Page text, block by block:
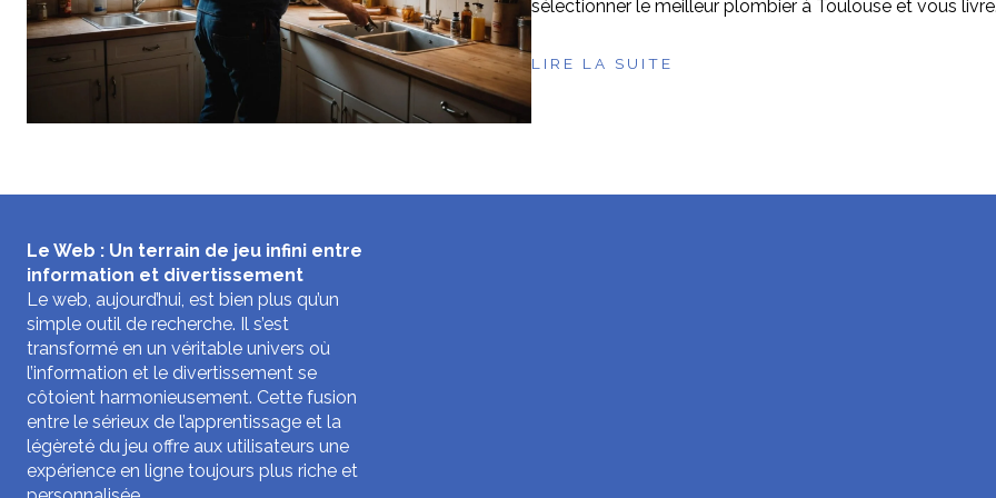
sélectionner le meilleur plombier à Toulouse et vous
LIRE LA SUITE
Le Web : Un terrain de jeu infini entre
information et divertissement
Le web, aujourd’hui, est bien plus qu’un
simple outil de recherche. Il s’est
transformé en un véritable univers où
l’information et le divertissement se
côtoient harmonieusement. Cette fusion
entre le sérieux de l’apprentissage et la
légèreté du jeu offre aux utilisateurs une
expérience en ligne toujours plus riche et